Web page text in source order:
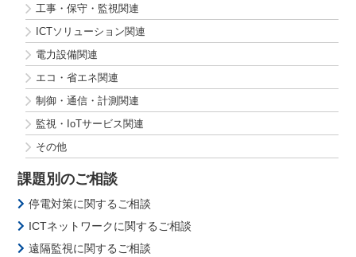
工事・保守・監視関連
ICTソリューション関連
電力設備関連
エコ・省エネ関連
制御・通信・計測関連
監視・IoTサービス関連
その他
課題別のご相談
停電対策に関するご相談
ICTネットワークに関するご相談
遠隔監視に関するご相談